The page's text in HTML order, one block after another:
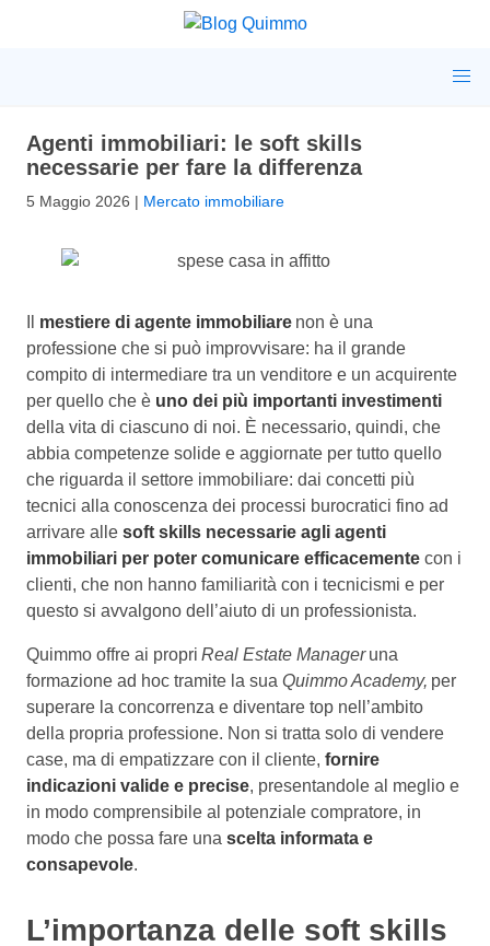
Agenti immobiliari: le soft skills
necessarie per fare la differenza
5 Maggio 2026 | Mercato immobiliare
mestiere di agente immobiliare non è una
professione che si può improvvisare: ha il grande
compito di intermediare tra un venditore e un acquirente
per quello che è uno dei più importanti investimenti
della vita di ciascuno di noi. È necessario, quindi, che
abbia competenze solide e aggiornate per tutto quello
che riguarda il settore immobiliare: dai concetti più
tecnici alla conoscenza dei processi burocratici fino ad
arrivare alle soft skills necessarie agli agenti
immobiliari per poter comunicare efficacemente con i
clienti, che non hanno familiarità con i tecnicismi e per
questo si avvalgono dell’aiuto di un professionista.
Quimmo offre ai propri Real Estate Manageruna
formazione ad hoc tramite la sua Quimmo Academy, per
superare la concorrenza e diventare top nell’ambito
della propria professione. Non si tratta solo di vendere
case, ma di empatizzare con il cliente, fornire
indicazioni valide e precise, presentandole al meglio e
in modo comprensibile al potenziale compratore, in
modo che possa fare una scelta informata e
consapevole.
L’importanza delle soft skills